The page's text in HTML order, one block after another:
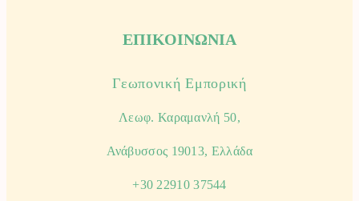
ΕΠΙΚΟΙΝΩΝΙΑ
Γεωπονική Εμπορική
Λεωφ. Καραμανλή 50,
Ανάβυσσος 19013, Ελλάδα
+30 22910 37544